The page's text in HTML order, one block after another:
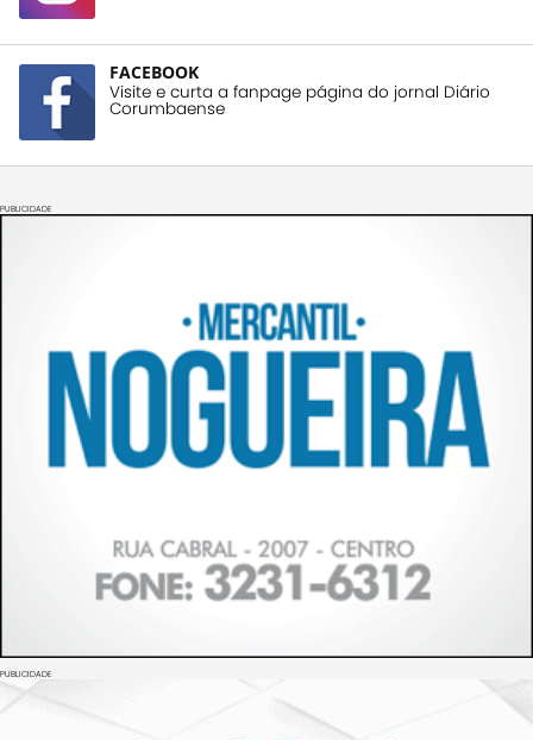
FACEBOOK
Visite e curta a fanpage página do jornal Diário
Corumbaense
PUBLICIDADE
PUBLICIDADE